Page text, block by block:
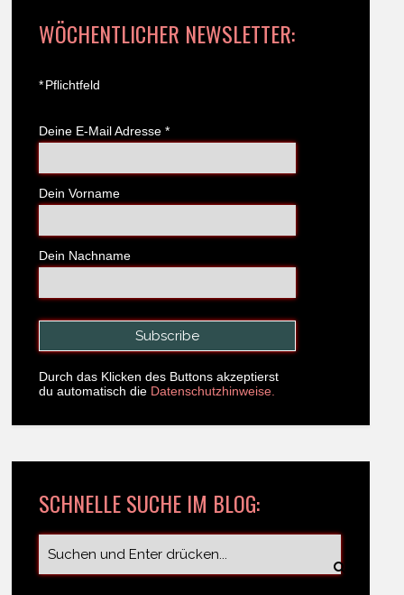
WÖCHENTLICHER NEWSLETTER:
*Pflichtfeld
Deine E-Mail Adresse *
Dein Vorname
Dein Nachname
Durch das Klicken des Buttons akzeptierst
du automatisch die Datenschutzhinweise.
SCHNELLE SUCHE IM BLOG: